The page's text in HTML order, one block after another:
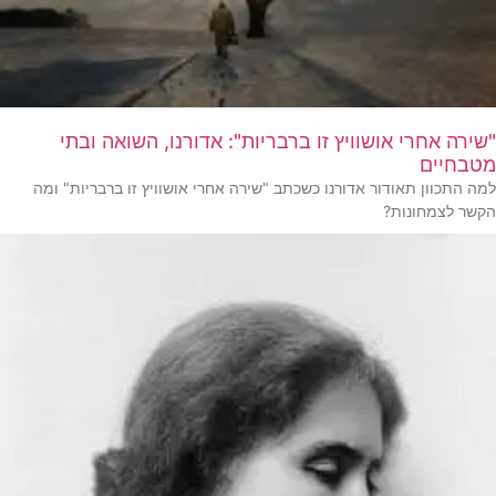
"שירה אחרי אושוויץ זו ברבריות": אדורנו, השואה ובתי
מטבחיים
למה התכוון תאודור אדורנו כשכתב "שירה אחרי אושוויץ זו ברבריות" ומה
הקשר לצמחונות?